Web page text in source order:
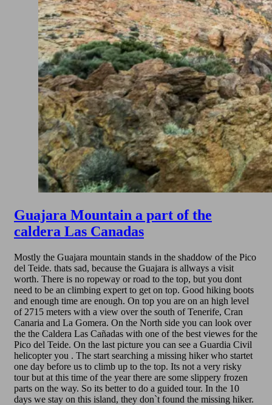
Guajara Mountain a part of the
caldera Las Canadas
Mostly the Guajara mountain stands in the shaddow of the Pico
del Teide. thats sad, because the Guajara is allways a visit
worth. There is no ropeway or road to the top, but you dont
need to be an climbing expert to get on top. Good hiking boots
and enough time are enough. On top you are on an high level
of 2715 meters with a view over the south of Tenerife, Cran
Canaria and La Gomera. On the North side you can look over
the the Caldera Las Cañadas with one of the best viewes for the
Pico del Teide. On the last picture you can see a Guardia Civil
helicopter you . The start searching a missing hiker who startet
one day before us to climb up to the top. Its not a very risky
tour but at this time of the year there are some slippery frozen
parts on the way. So its better to do a guided tour. In the 10
days we stay on this island, they don`t found the missing hiker.